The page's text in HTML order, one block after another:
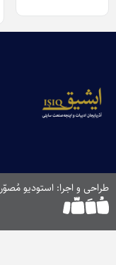
طراحی و اجرا: استودیو مُصوّر